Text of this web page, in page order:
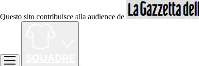
Questo sito contribuisce alla audience de